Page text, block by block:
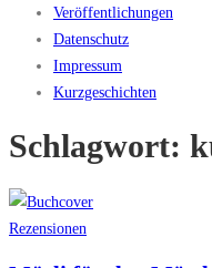
Veröffentlichungen
Datenschutz
Impressum
Kurzgeschichten
Schlagwort:
Rezensionen